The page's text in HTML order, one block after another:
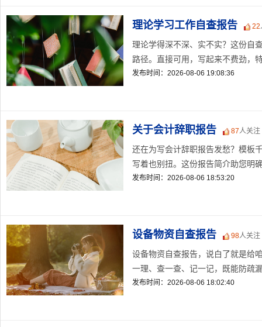
理论学习工作自查报告 22
理论学得深不深、实不实？这份自
路径。直接可用，写起来不费劲，
发布时间：2026-08-06 19:08:36
关于会计辞职报告 87人关注
还在为写会计辞职报告发愁？模板
写着也别扭。这份报告简介助您明
发布时间：2026-08-06 18:53:20
设备物资自查报告 98人关注
设备物资自查报告，说白了就是给
一理、查一查、记一记，既能防疏
发布时间：2026-08-06 18:02:40